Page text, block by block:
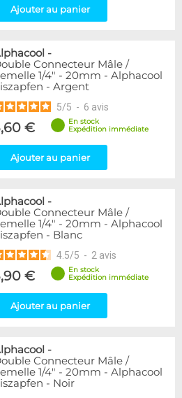
Ajouter au panier
-
Connecteur Mâle /
1/4" - 20mm - Alphacool
- Argent
5/5 - 6 avis
€
En stock
Expédition immédiate
Ajouter au panier
-
Connecteur Mâle /
1/4" - 20mm - Alphacool
- Blanc
4.5/5 - 2 avis
€
En stock
Expédition immédiate
Ajouter au panier
-
Connecteur Mâle /
1/4" - 20mm - Alphacool
- Noir